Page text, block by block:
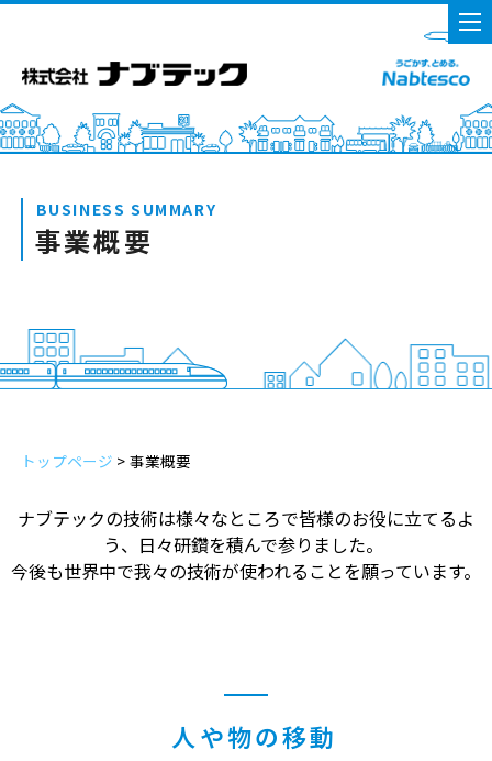
BUSINESS SUMMARY
事業概要
トップページ > 事業概要
ナブテックの技術は様々なところで皆様のお役に立てるよ
う、日々研鑽を積んで参りました。
今後も世界中で我々の技術が使われることを願っています。
人や物の移動